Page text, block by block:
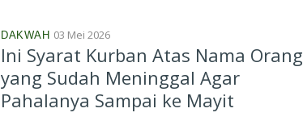
DAKWAH 03 Mei 2026
Ini Syarat Kurban Atas Nama Orang
yang Sudah Meninggal Agar
Pahalanya Sampai ke Mayit